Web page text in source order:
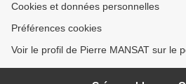
Cookies et données personnelles
Préférences cookies
Voir le profil de Pierre MANSAT sur le